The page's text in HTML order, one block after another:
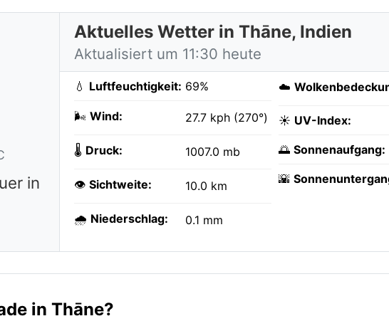
in
Aktuelles Wetter in Thāne, Indien
Aktualisiert um 11:30 heute
💧 Luftfeuchtigkeit: 69%
🌬️ Wind: 27.7 kph (270°)
🌡️ Druck: 1007.0 mb
👁️ Sichtweite: 10.0 km
🌧️ Niederschlag: 0.1 mm
☁️
☀️ UV-Index:
🌅 Sonnenaufgang:
🌇
in Thāne?